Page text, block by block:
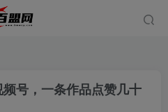
号，一条作品点赞几十